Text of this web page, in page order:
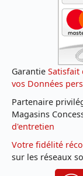
Garantie Satisfait
vos Données
Partenaire
Magasins
d'entretien
Votre fidélité
sur les réseaux